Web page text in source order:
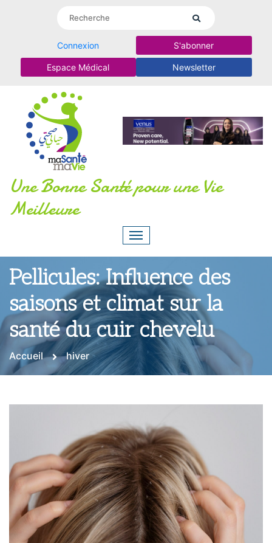
Connexion S'abonner
Espace Médical Newsletter
Une Bonne Santé pour une Vie
Meilleure
Pellicules: Influence des
saisons et climat sur la
santé du cuir chevelu
Accueil hiver